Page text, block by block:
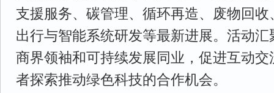
支援服务、碳管理、循环再造、废物回
出行与智能系统研发等最新进展。活动
商界领袖和可持续发展同业，促进互动
者探索推动绿色科技的合作机会。